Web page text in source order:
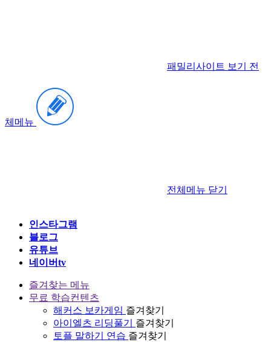
패밀리사이트 보기 전
체메뉴
전체메뉴 닫기
인스타그램
블로그
유튜브
네이버tv
즐겨찾는 메뉴
무료 학습컨텐츠
해커스 보카게임 즐겨찾기
아이엘츠 리딩풀기
즐겨찾기
토플 말하기 연습 즐겨찾기